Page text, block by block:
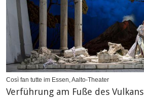
Così fan tutte im Essen, Aalto-Theater
Verführung am Fuße des Vulkans